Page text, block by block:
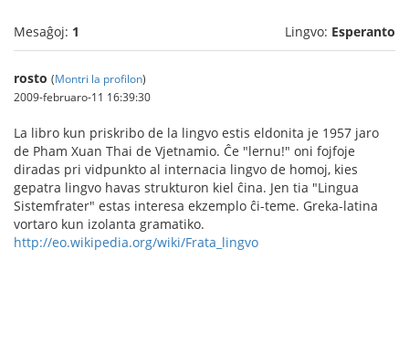
Mesaĝoj: 1 Lingvo: Esperanto
rosto (Montri la profilon)
2009-februaro-11 16:39:30
La libro kun priskribo de la lingvo estis eldonita je 1957 jaro
de Pham Xuan Thai de Vjetnamio. Ĉe "lernu!" oni fojfoje
diradas pri vidpunkto al internacia lingvo de homoj, kies
gepatra lingvo havas strukturon kiel ĉina. Jen tia "Lingua
Sistemfrater" estas interesa ekzemplo ĉi-teme. Greka-latina
vortaro kun izolanta gramatiko.
http://eo.wikipedia.org/wiki/Frata_lingvo